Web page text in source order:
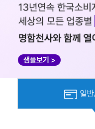
일